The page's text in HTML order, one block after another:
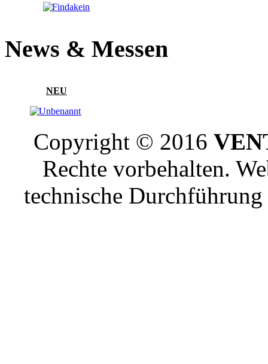
News & Messen
NEU
Copyright © 2016
Rechte vorbehalten.
technische